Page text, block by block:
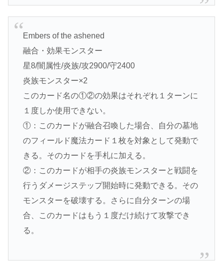
Embers of the ashened
融合・効果モンスター
星8/闇属性/炎族/攻2900/守2400
炎族モンスター×2
このカード名の①②の効果はそれぞれ１ターンに
１度しか使用できない。
①：このカードが融合召喚した場合、自分の墓地
のフィールド魔法カード１枚を対象として発動で
きる。そのカードを手札に加える。
②：このカードが相手の炎族モンスターと戦闘を
行うダメージステップ開始時に発動できる。その
モンスターを破壊する。さらに自分ターンの場
合、このカードはもう１度だけ続けて攻撃でき
る。